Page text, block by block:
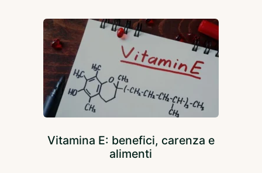
Vitamina E: benefici, carenza e
alimenti